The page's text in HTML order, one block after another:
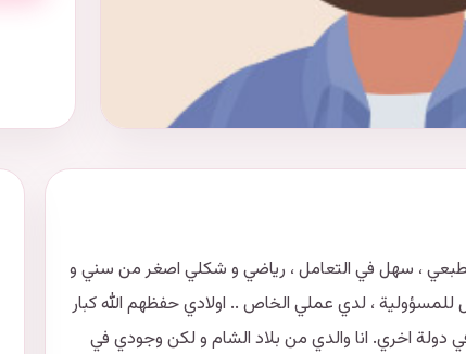
، سهل في التعامل ، رياضي و شكلي اصغر من سني و
، لدي عملي الخاص .. اولادي حفظهم الله كبار
اخري. انا والدي من بلاد الشام و لكن وجودي في